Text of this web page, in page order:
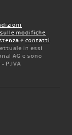
modifiche
e contatti.
in essi
AG e sono
P.IVA